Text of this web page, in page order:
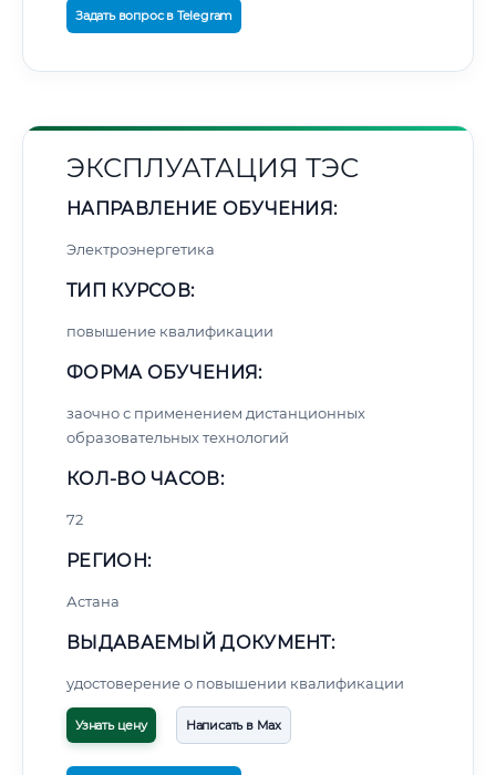
Задать вопрос в Telegram
ЭКСПЛУАТАЦИЯ ТЭС
НАПРАВЛЕНИЕ ОБУЧЕНИЯ:
Электроэнергетика
ТИП КУРСОВ:
повышение квалификации
ФОРМА ОБУЧЕНИЯ:
заочно с применением дистанционных
образовательных технологий
КОЛ-ВО ЧАСОВ:
72
РЕГИОН:
Астана
ВЫДАВАЕМЫЙ ДОКУМЕНТ:
удостоверение о повышении квалификации
Узнать цену Написать в Max